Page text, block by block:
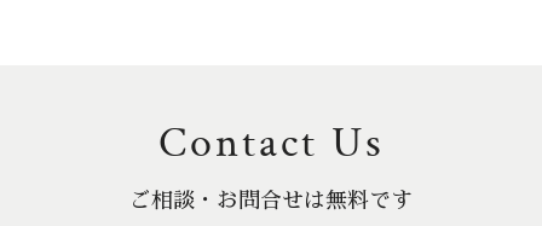
Contact Us
ご相談・お問合せは無料です